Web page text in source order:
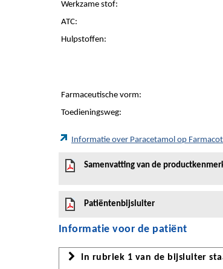
Werkzame stof:
ATC:
Hulpstoffen:
Farmaceutische vorm:
Toedieningsweg:
Informatie over Paracetamol op
Samenvatting van de
Patiëntenbijsluiter
Informatie voor de patiënt
In rubriek 1 van de bijsluiter